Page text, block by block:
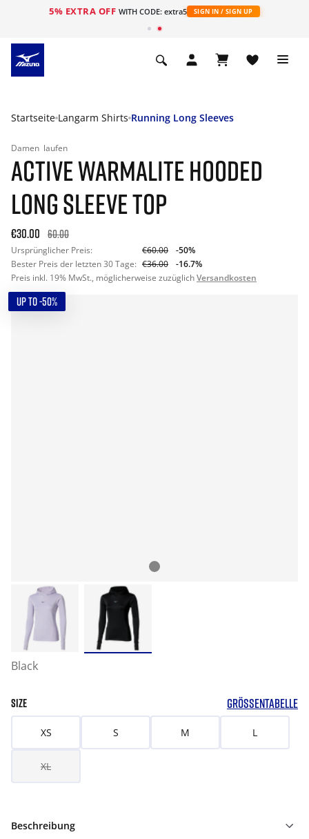
5% EXTRA OFF WITH CODE: extra5 SIGN IN / SIGN UP
Startseite Langarm Shirts Running Long Sleeves
Damen laufen
ACTIVE WARMALITE HOODED
LONG SLEEVE TOP
€30.00 60.00
Ursprünglicher Preis: €60.00
-50%
Bester Preis der letzten 30 Tage: €36.00
-16.7%
Preis inkl. 19% MwSt., möglicherweise zuzüglichVersandkosten
UP TO -50%
Black
SIZE GRÖSSENTABELLE
XS S M L
XL
Beschreibung